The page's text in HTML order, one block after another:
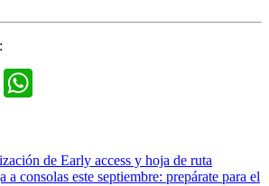
Telegram
de Early access y hoja de ruta
consolas este septiembre: prepárate para el